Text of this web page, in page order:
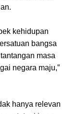
kehidupan
bangsa
masa
negara maju,”
hanya relevan